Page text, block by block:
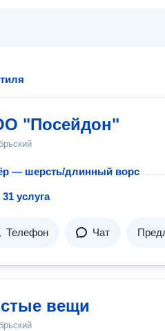
"Посейдон"
— шерсть/длинный ворс
услуга
Телефон Чат
вещи